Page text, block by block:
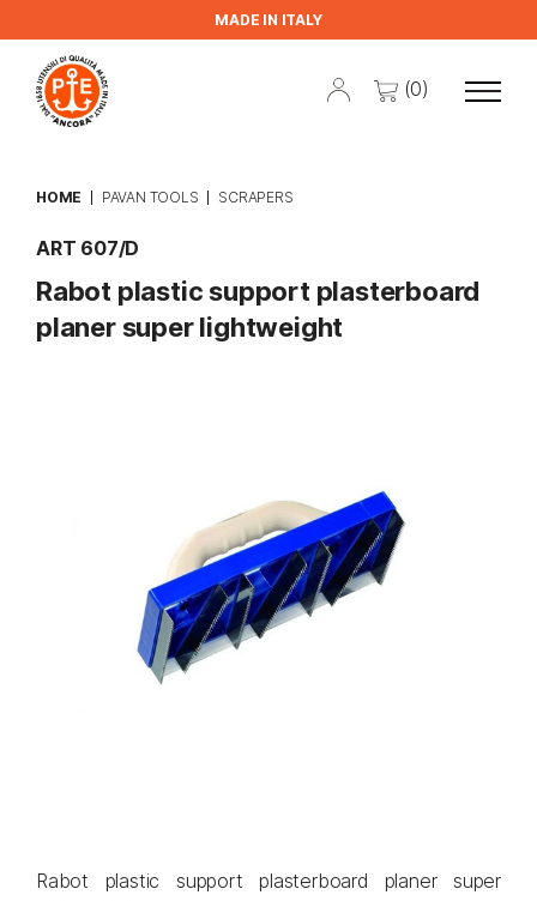
MADE IN ITALY
(0)
HOME PAVAN TOOLS SCRAPERS
ART 607/D
Rabot plastic support plasterboard
planer super lightweight
Rabot plastic support plasterboard planer super